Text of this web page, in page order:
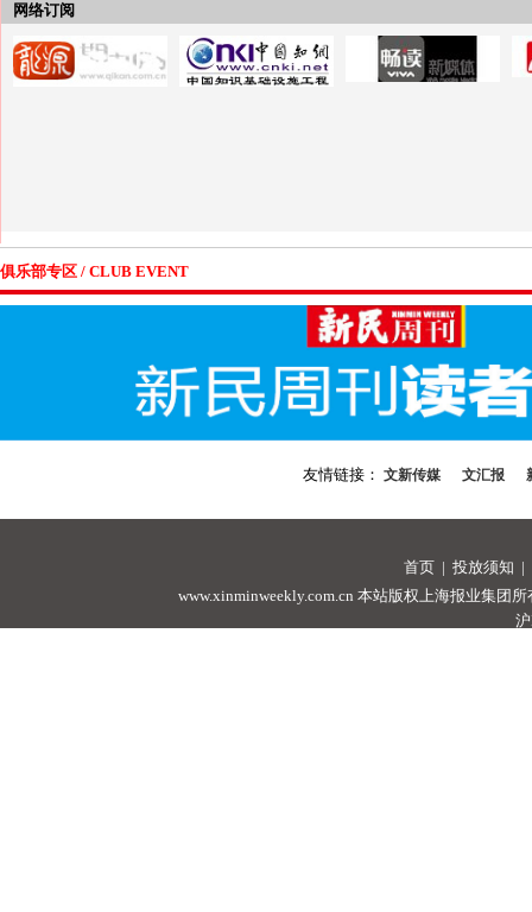
网络订阅
俱乐部专区 / CLUB EVENT
友情链接： 文新传媒 文汇报
首页 | 投放须知 |
www.xinminweekly.com.cn 本站版权上海报业集团所